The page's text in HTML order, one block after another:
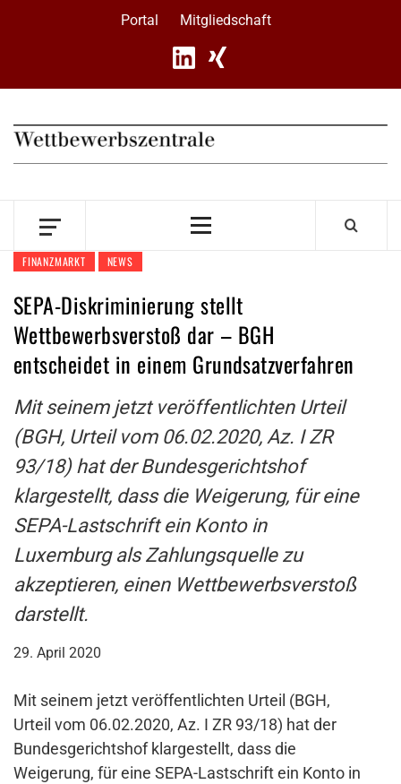
Portal Mitgliedschaft
Primary
FINANZMARKT NEWS
SEPA-Diskriminierung stellt
Wettbewerbsverstoß dar – BGH
entscheidet in einem Grundsatzverfahren
Mit seinem jetzt veröffentlichten Urteil
(BGH, Urteil vom 06.02.2020, Az. I ZR
93/18) hat der Bundesgerichtshof
klargestellt, dass die Weigerung, für eine
SEPA-Lastschrift ein Konto in
Luxemburg als Zahlungsquelle zu
akzeptieren, einen Wettbewerbsverstoß
darstellt.
29. April 2020
Mit seinem jetzt veröffentlichten Urteil (BGH,
Urteil vom 06.02.2020, Az. I ZR 93/18) hat der
Bundesgerichtshof klargestellt, dass die
Weigerung, für eine SEPA-Lastschrift ein Konto in